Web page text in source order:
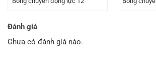
Đánh giá
Chưa có đánh giá nào.